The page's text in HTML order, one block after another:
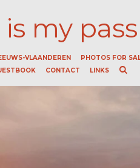
my
VLAANDEREN
PHOTOS FOR
CONTACT LINKS